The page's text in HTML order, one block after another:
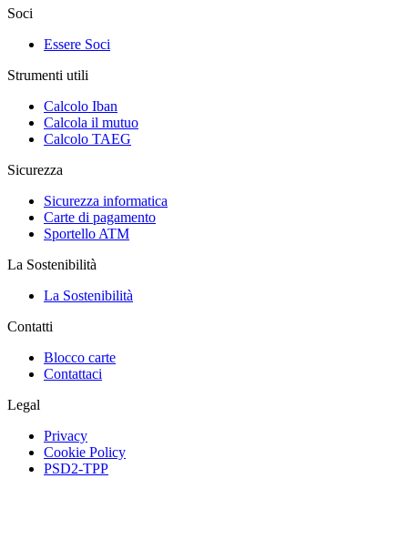
Soci
Essere Soci
Strumenti utili
Calcolo Iban
Calcola il mutuo
Calcolo TAEG
Sicurezza
Sicurezza informatica
Carte di pagamento
Sportello ATM
La Sostenibilità
La Sostenibilità
Contatti
Blocco carte
Contattaci
Legal
Privacy
Cookie Policy
PSD2-TPP